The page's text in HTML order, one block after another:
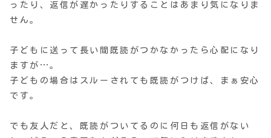
ったり、返信が遅かったりすることはあまり気になりま
せん。
子どもに送って長い間既読がつかなかったら心配になり
ますが…。
子どもの場合はスルーされても既読がつけば、まぁ安心
です。
でも友人だと、既読がついてるのに何日も返信がない